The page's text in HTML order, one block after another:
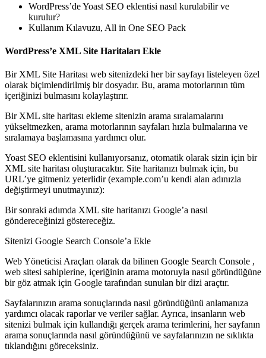
WordPress’de Yoast SEO eklentisi nasıl kurulabilir ve
kurulur?
Kullanım Kılavuzu, All in One SEO Pack
WordPress’e XML Site Haritaları Ekle
Bir XML Site Haritası web sitenizdeki her bir sayfayı listeleyen özel
olarak biçimlendirilmiş bir dosyadır. Bu, arama motorlarının tüm
içeriğinizi bulmasını kolaylaştırır.
Bir XML site haritası ekleme sitenizin arama sıralamalarını
yükseltmezken, arama motorlarının sayfaları hızla bulmalarına ve
sıralamaya başlamasına yardımcı olur.
Yoast SEO eklentisini kullanıyorsanız, otomatik olarak sizin için bir
XML site haritası oluşturacaktır. Site haritanızı bulmak için, bu
URL’ye gitmeniz yeterlidir (example.com’u kendi alan adınızla
değiştirmeyi unutmayınız):
Bir sonraki adımda XML site haritanızı Google’a nasıl
göndereceğinizi göstereceğiz.
Sitenizi Google Search Console’a Ekle
Web Yöneticisi Araçları olarak da bilinen Google Search Console ,
web sitesi sahiplerine, içeriğinin arama motoruyla nasıl göründüğüne
bir göz atmak için Google tarafından sunulan bir dizi araçtır.
Sayfalarınızın arama sonuçlarında nasıl göründüğünü anlamanıza
yardımcı olacak raporlar ve veriler sağlar. Ayrıca, insanların web
sitenizi bulmak için kullandığı gerçek arama terimlerini, her sayfanın
arama sonuçlarında nasıl göründüğünü ve sayfalarınızın ne sıklıkta
tıklandığını göreceksiniz.